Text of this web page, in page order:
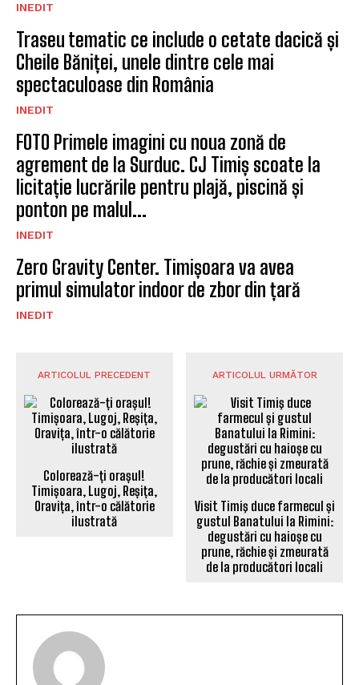
INEDIT
Traseu tematic ce include o cetate dacică și
Cheile Băniței, unele dintre cele mai
spectaculoase din România
INEDIT
FOTO Primele imagini cu noua zonă de
agrement de la Surduc. CJ Timiș scoate la
licitație lucrările pentru plajă, piscină și
ponton pe malul...
INEDIT
Zero Gravity Center. Timișoara va avea
primul simulator indoor de zbor din țară
INEDIT
ARTICOLUL PRECEDENT
Colorează-ți orașul!
Timișoara, Lugoj, Reșița,
Oravița, într-o călătorie
ilustrată
ARTICOLUL URMĂTOR
Visit Timiş duce farmecul și
gustul Banatului la Rimini:
degustări cu haioșe cu
prune, răchie și zmeurată
de la producători locali